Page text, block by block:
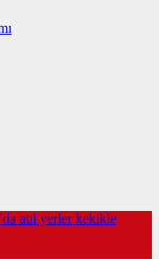
atıl yerler kekikle